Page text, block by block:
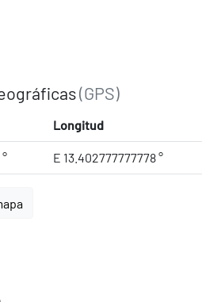
(GPS)
Longitud
E 13.402777777778 °